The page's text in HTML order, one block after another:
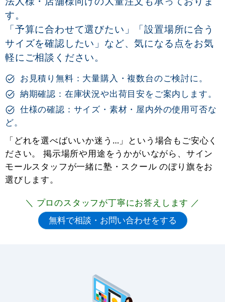
す。
「予算に合わせて選びたい」「設置場所に合う
サイズを確認したい」など、気になる点をお気
軽にご相談ください。
お見積り無料：大量購入・複数台のご検討に。
納期確認：在庫状況や出荷目安をご案内します。
仕様の確認：サイズ・素材・屋内外の使用可否な
ど。
「どれを選べばいいか迷う…」という場合もご安心く
ださい。 掲示場所や用途をうかがいながら、サイン
モールスタッフが一緒に塾・スクール のぼり旗をお
選びします。
＼ プロのスタッフが丁寧にお答えします ／